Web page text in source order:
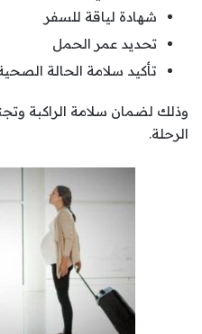
شهادة لياقة للسفر
تحديد عمر الحمل
تأكيد سلامة الحالة
وذلك لضمان سلامة الراكبة
الرحلة.